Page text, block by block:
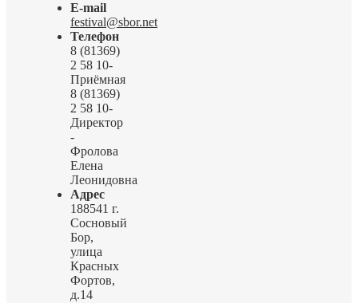
E-mail
festival@sbor.net
Телефон
8 (81369)
2 58 10-
Приёмная
8 (81369)
2 58 10-
Директор
-
Фролова
Елена
Леонидовна
Адрес
188541 г.
Сосновый
Бор,
улица
Красных
Фортов,
д.14